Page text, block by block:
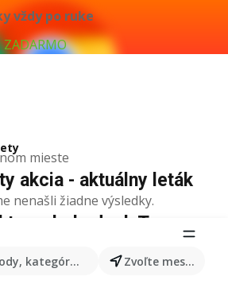
vždy po ruke
mieste
kategórie, produkty... Zvoľte mesto
akcia - aktuálny leták
nenašli žiadne výsledky.
v obchodoch Tesco